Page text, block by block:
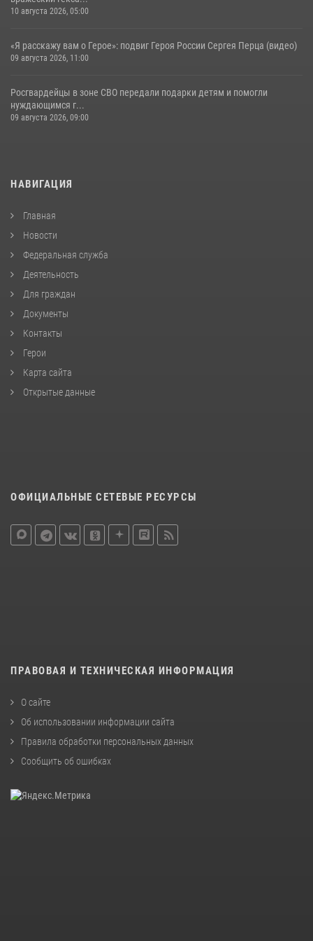
10 августа 2026, 05:00
«Я расскажу вам о Герое»: подвиг Героя России Сергея Перца (видео)
09 августа 2026, 11:00
Росгвардейцы в зоне СВО передали подарки детям и помогли
нуждающимся г...
09 августа 2026, 09:00
НАВИГАЦИЯ
Главная
Новости
Федеральная служба
Деятельность
Для граждан
Документы
Контакты
Герои
Карта сайта
Открытые данные
ОФИЦИАЛЬНЫЕ СЕТЕВЫЕ РЕСУРСЫ
ПРАВОВАЯ И ТЕХНИЧЕСКАЯ ИНФОРМАЦИЯ
О сайте
Об использовании информации сайта
Правила обработки персональных данных
Сообщить об ошибках